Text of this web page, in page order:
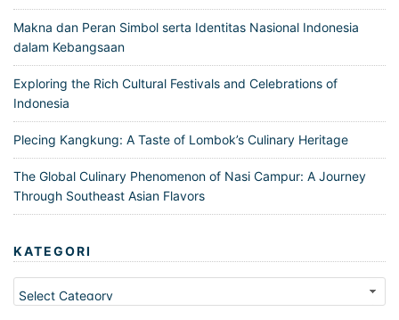
Makna dan Peran Simbol serta Identitas Nasional Indonesia
dalam Kebangsaan
Exploring the Rich Cultural Festivals and Celebrations of
Indonesia
Plecing Kangkung: A Taste of Lombok’s Culinary Heritage
The Global Culinary Phenomenon of Nasi Campur: A Journey
Through Southeast Asian Flavors
KATEGORI
Kategori